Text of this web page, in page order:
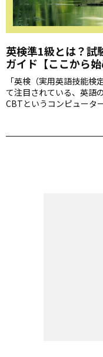
英検準1級とは？試
ガイド【ここから始
「英検（実用英語技能
て注目されている、英語
CBTというコンピュータ
関わり『完全攻略！英
（かんべ・たかし）さん